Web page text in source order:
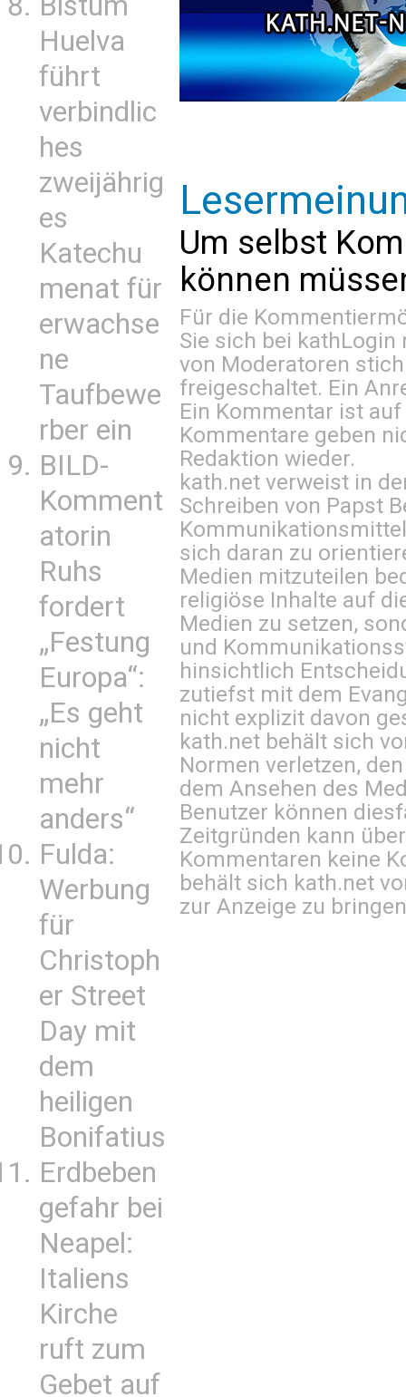
Huelva
führt
verbindlic
hes
zweijährig
es
Katechu
menat für
erwachse
ne
Taufbewe
rber ein
BILD-
Komment
atorin
Ruhs
fordert
„Festung
Europa“:
„Es geht
nicht
mehr
anders“
Fulda:
Werbung
für
Christoph
er Street
Day mit
dem
heiligen
Bonifatius
Erdbeben
gefahr bei
Neapel:
Italiens
Kirche
ruft zum
Gebet auf
Um selbst
können
Für die
Sie sich bei kathLogin
von Moderatoren
freigeschaltet. Ein
Ein Kommentar ist
Kommentare geben
Redaktion wieder.
kath.net verweist in
Schreiben von Papst
sich daran zu
Medien mitzuteilen
religiöse Inhalte auf
Medien zu setzen,
und
hinsichtlich
zutiefst mit dem
nicht explizit davon
kath.net behält sich
Normen verletzen,
dem Ansehen des
Benutzer können
Zeitgründen kann
Kommentaren keine
behält sich kath.net
zur Anzeige zu